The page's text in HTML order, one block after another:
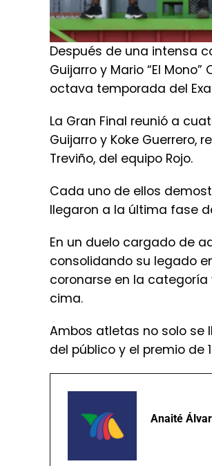
Después de una intensa
Guijarro y Mario “El
octava temporada del
La Gran Final reunió a
Guijarro y Koke Guerrero,
Treviño, del equipo Rojo.
Cada uno de ellos
llegaron a la última fase
En un duelo cargado de
consolidando su legado
coronarse en la
cima.
Ambos atletas no solo se
del público y el premio de
Anaité